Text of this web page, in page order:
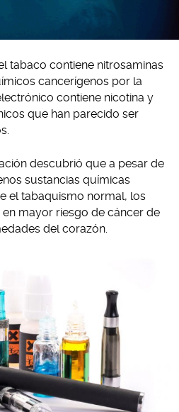
tabaco contiene nitrosaminas
cancerígenos por la
contiene nicotina y
que han parecido ser
descubrió que a pesar de
sustancias químicas
el tabaquismo normal, los
mayor riesgo de cáncer de
del corazón.